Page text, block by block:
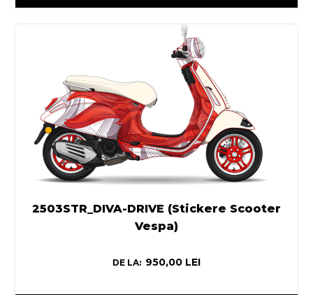
2503STR_DIVA-DRIVE (Stickere Scooter
Vespa)
DE LA: 950,00 LEI